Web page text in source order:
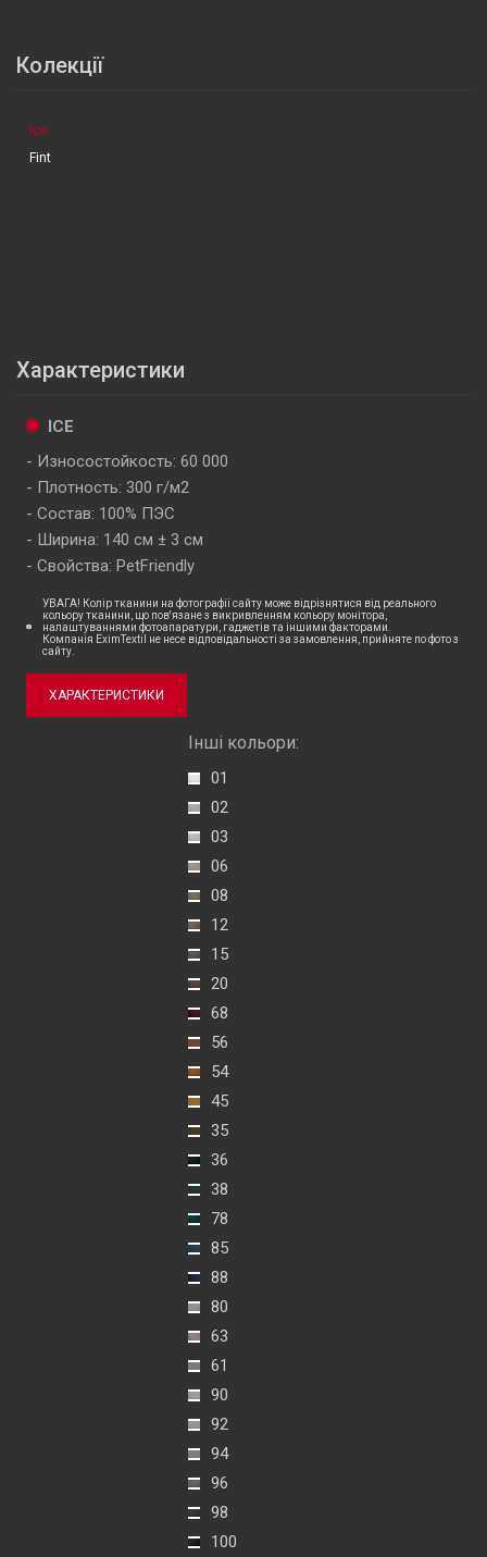
Колекції
Ice
Fint
Характеристики
ICE
Износостойкость: 60 000
Плотность: 300 г/м2
Состав: 100% ПЭС
Ширина: 140 см ± 3 см
Свойства: PetFriendly
УВАГА! Колір тканини на фотографії сайту може відрізнятися від реального
кольору тканини, що пов'язане з викривленням кольору монітора,
налаштуваннями фотоапаратури, гаджетів та іншими факторами.
Компанія EximTextil не несе відповідальності за замовлення, прийняте по фото з
сайту.
ХАРАКТЕРИСТИКИ
Інші кольори:
01
02
03
06
08
12
15
20
68
56
54
45
35
36
38
78
85
88
80
63
61
90
92
94
96
98
100